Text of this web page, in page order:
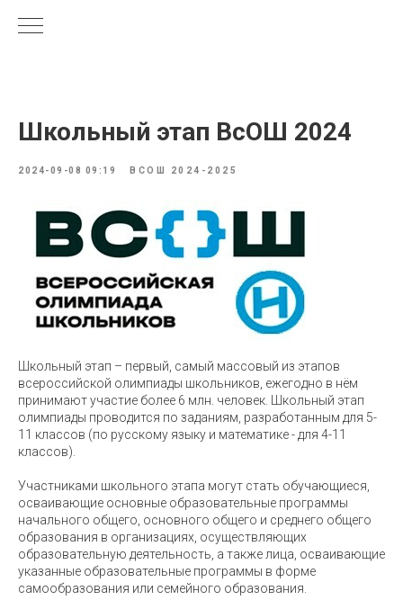
Школьный этап ВсОШ 2024
2024-09-08 09:19 ВСОШ 2024-2025
Школьный этап – первый, самый массовый из этапов
всероссийской олимпиады школьников, ежегодно в нём
принимают участие более 6 млн. человек. Школьный этап
олимпиады проводится по заданиям, разработанным для 5-
11 классов (по русскому языку и математике - для 4-11
классов).
Участниками школьного этапа могут стать обучающиеся,
осваивающие основные образовательные программы
начального общего, основного общего и среднего общего
образования в организациях, осуществляющих
образовательную деятельность, а также лица, осваивающие
указанные образовательные программы в форме
самообразования или семейного образования.